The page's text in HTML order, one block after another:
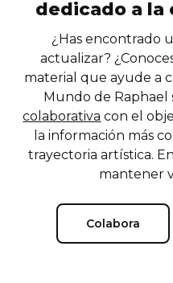
dedicado a la
¿Has encontrado
actualizar?
material que ayude a
Mundo de Raphael
colaborativa con el
la información más
trayectoria artística.
mantener
Colabora